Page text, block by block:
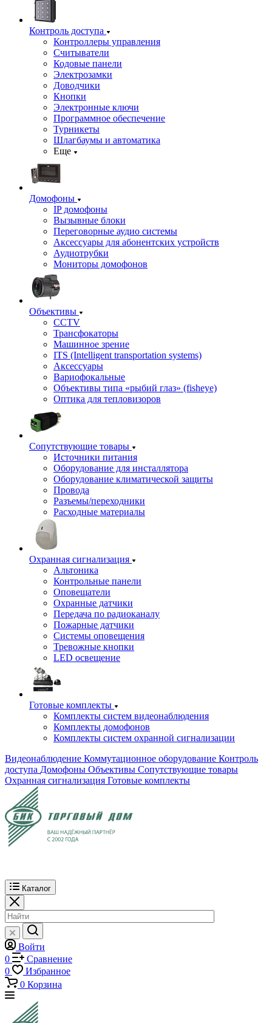
Контроль доступа
Контроллеры управления
Считыватели
Кодовые панели
Электрозамки
Доводчики
Кнопки
Электронные ключи
Программное обеспечение
Турникеты
Шлагбаумы и автоматика
Еще
Домофоны
IP домофоны
Вызывные блоки
Переговорные аудио системы
Аксессуары для абонентских устройств
Аудиотрубки
Мониторы домофонов
Объективы
CCTV
Трансфокаторы
Машинное зрение
ITS (Intelligent transportation systems)
Аксессуары
Вариофокальные
Объективы типа «рыбий глаз» (fisheye)
Оптика для тепловизоров
Сопутствующие товары
Источники питания
Оборудование для инсталлятора
Оборудование климатической защиты
Провода
Разъемы/переходники
Расходные материалы
Охранная сигнализация
Альтоника
Контрольные панели
Оповещатели
Охранные датчики
Передача по радиоканалу
Пожарные датчики
Системы оповещения
Тревожные кнопки
LED освещение
Готовые комплекты
Комплекты систем видеонаблюдения
Комплекты домофонов
Комплекты систем охранной сигнализации
Видеонаблюдение Коммутационное оборудование Контроль
доступа Домофоны Объективы Сопутствующие товары
Охранная сигнализация Готовые комплекты
Каталог
Войти
0
Сравнение
0
Избранное
0 Корзина